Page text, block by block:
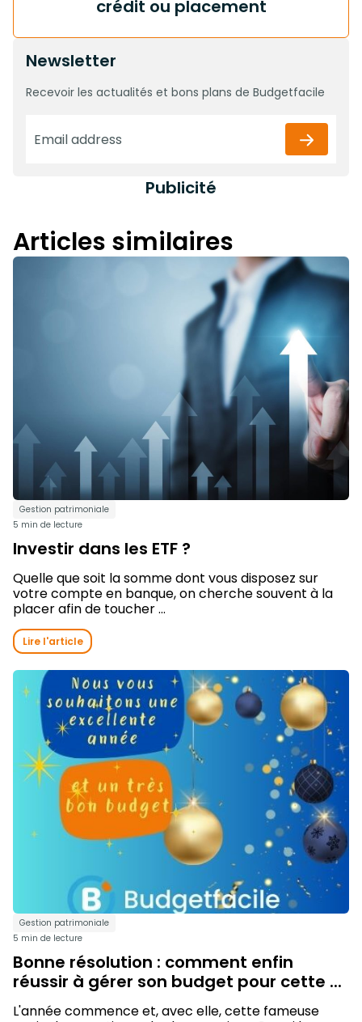
crédit ou placement
Newsletter
Recevoir les actualités et bons plans de Budgetfacile
Publicité
Articles similaires
Gestion patrimoniale
5 min de lecture
Investir dans les ETF ?
Quelle que soit la somme dont vous disposez sur
votre compte en banque, on cherche souvent à la
placer afin de toucher ...
Lire l'article
Gestion patrimoniale
5 min de lecture
Bonne résolution : comment enfin
réussir à gérer son budget pour cette ...
L'année commence et, avec elle, cette fameuse